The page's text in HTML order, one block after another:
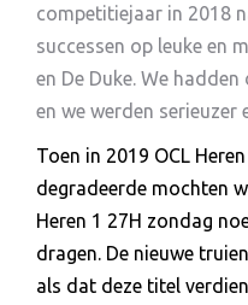
competitiejaar in 2018
successen op leuke en
en De Duke. We
en we werden serieuzer
Toen in 2019 OCL
degradeerde mochten
Heren 1 27H zondag
dragen. De nieuwe
als dat deze titel